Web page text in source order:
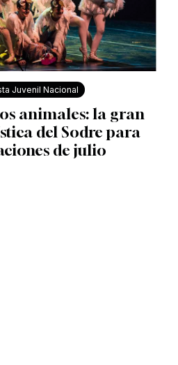
Juvenil Nacional
animales: la gran
del Sodre para
de julio